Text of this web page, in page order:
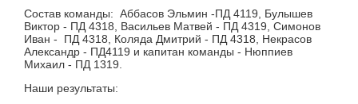
Состав команды: Аббасов Эльмин -ПД 4119, Булышев
Виктор - ПД 4318, Васильев Матвей - ПД 4319, Симонов
Иван - ПД 4318, Коляда Дмитрий - ПД 4318, Некрасов
Александр - ПД4119 и капитан команды - Нюппиев
Михаил - ПД 1319.
Наши результаты: